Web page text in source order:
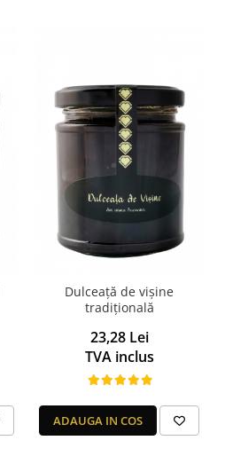
Dulceață de vișine
tradițională
23,28 Lei
TVA inclus
ADAUGA IN COS